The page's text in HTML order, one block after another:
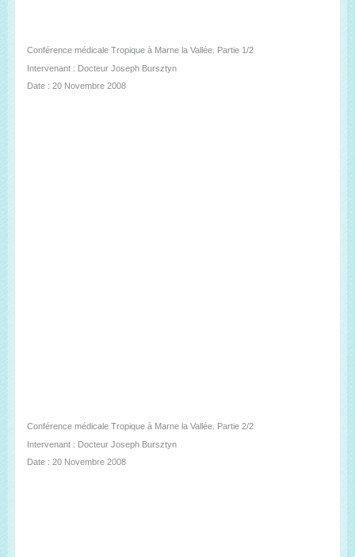
Conférence médicale Tropique à Marne la Vallée. Partie 1/2
Intervenant : Docteur Joseph Bursztyn
Date : 20 Novembre 2008
Conférence médicale Tropique à Marne la Vallée. Partie 2/2
Intervenant : Docteur Joseph Bursztyn
Date : 20 Novembre 2008